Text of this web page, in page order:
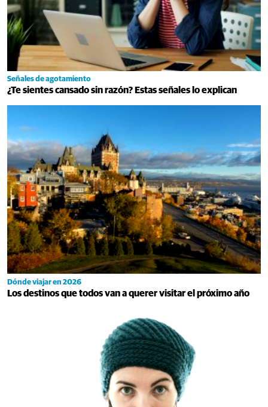
Señales de agotamiento
¿Te sientes cansado sin razón? Estas señales lo explican
Dónde viajar en 2026
Los destinos que todos van a querer visitar el próximo año